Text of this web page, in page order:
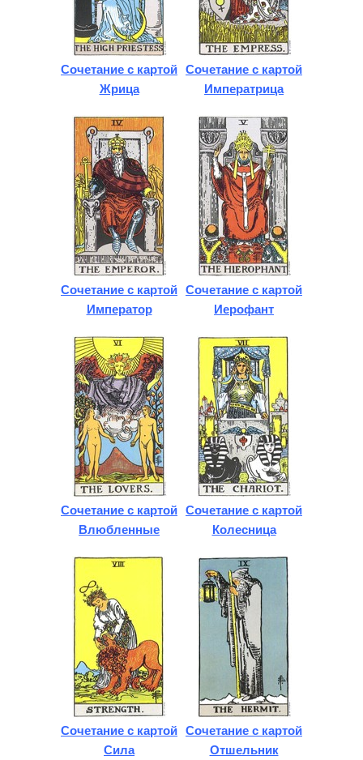
Сочетание с картой
Жрица
Сочетание с картой
Императрица
Сочетание с картой
Император
Сочетание с картой
Иерофант
Сочетание с картой
Влюбленные
Сочетание с картой
Колесница
Сочетание с картой
Сила
Сочетание с картой
Отшельник